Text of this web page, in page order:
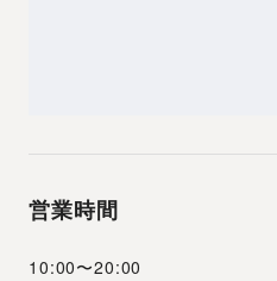
営業時間
10:00〜20:00